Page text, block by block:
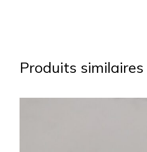
Produits similaires